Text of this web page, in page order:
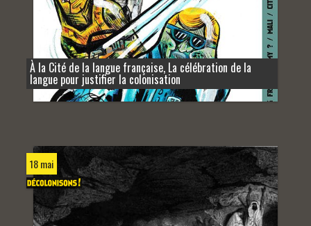
À la Cité de la langue française, La célébration de la
langue pour justifier la colonisation
18 mai